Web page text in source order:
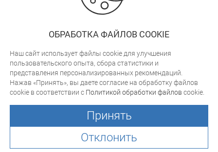
Заказать звонок
Юридический адрес: 223051, Минская обл., Минский район,
а/г Колодищи, ул. в/г Колодищи, д.226 к.59
УНН 600292172
Свидетельство о гос. регистрации № 462 от 15.05.2006г
© 1995—2026, ЧУП "Арктек"Оборудование и материалы для
визуальной рекламы
Разработка сайта cweb.by
ОБРАБОТКА ФАЙЛОВ COOKIE
Наш сайт использует файлы cookie для улучшения
пользовательского опыта, сбора статистики и
представления персонализированных рекомендаций.
Нажав «Принять», вы даете согласие на обработку файлов
cookie в соответствии с Политикой обработки файлов cookie.
Отклонить
Принять
с